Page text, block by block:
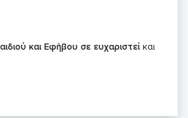
και Εφήβου σε ευχαριστεί και